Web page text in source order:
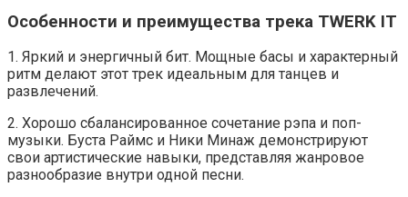
Особенности и преимущества трека TWERK IT
1. Яркий и энергичный бит. Мощные басы и характерный
ритм делают этот трек идеальным для танцев и
развлечений.
2. Хорошо сбалансированное сочетание рэпа и поп-
музыки. Буста Раймс и Ники Минаж демонстрируют
свои артистические навыки, представляя жанровое
разнообразие внутри одной песни.